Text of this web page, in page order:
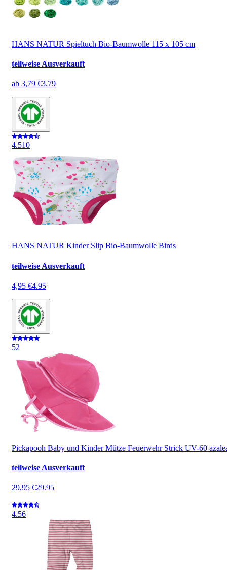
HANS NATUR Spieltuch Bio-Baumwolle 115 x 105 cm
teilweise Ausverkauft
ab 3,79 €3.79
4.510
HANS NATUR Kinder Slip Bio-Baumwolle Birds
teilweise Ausverkauft
4,95 €4.95
52
Pickapooh Baby und Kinder Mütze Feuerwehr Strick UV-60
teilweise Ausverkauft
29,95 €29.95
4.56